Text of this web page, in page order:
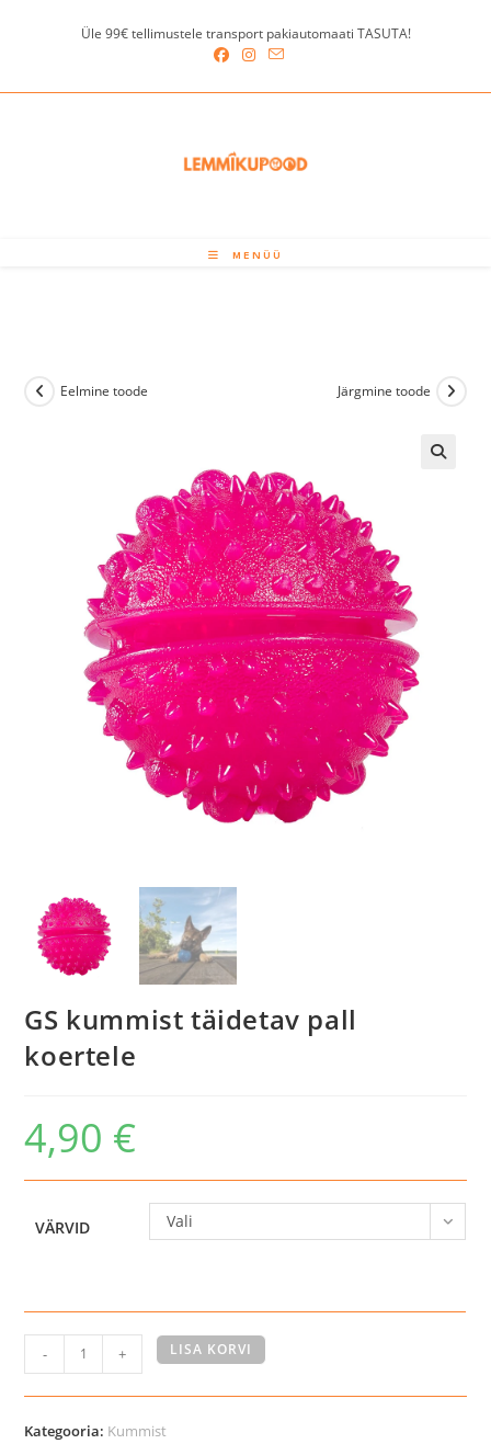
Üle 99€ tellimustele transport pakiautomaati TASUTA!
MENÜÜ
Eelmine toode Järgmine toode
GS kummist täidetav pall
koertele
4,90 €
VÄRVID Vali
kummist
täidetav
pall
- + LISA KORVI
Kategooria: Kummist